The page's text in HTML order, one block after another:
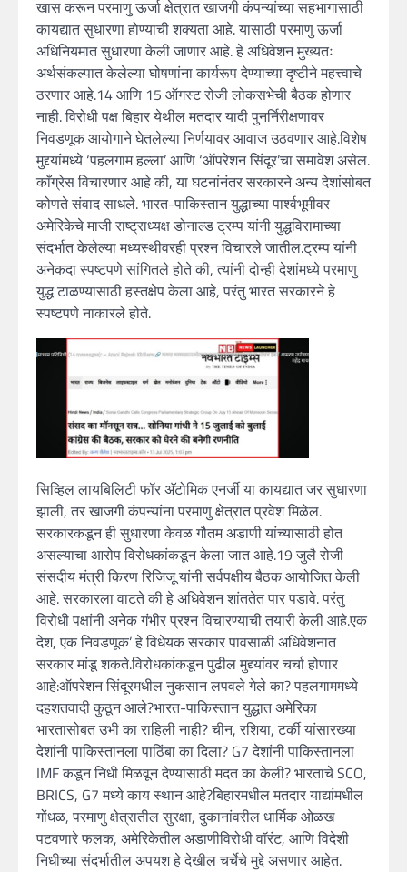
खास करून परमाणु ऊर्जा क्षेत्रात खाजगी कंपन्यांच्या सहभागासाठी
कायद्यात सुधारणा होण्याची शक्यता आहे. यासाठी परमाणु ऊर्जा
अधिनियमात सुधारणा केली जाणार आहे. हे अधिवेशन मुख्यतः
अर्थसंकल्पात केलेल्या घोषणांना कार्यरूप देण्याच्या दृष्टीने महत्त्वाचे
ठरणार आहे.14 आणि 15 ऑगस्ट रोजी लोकसभेची बैठक होणार
नाही. विरोधी पक्ष बिहार येथील मतदार यादी पुनर्निरीक्षणावर
निवडणूक आयोगाने घेतलेल्या निर्णयावर आवाज उठवणार आहे.विशेष
मुद्द्यांमध्ये ‘पहलगाम हल्ला’ आणि ‘ऑपरेशन सिंदूर’चा समावेश असेल.
काँग्रेस विचारणार आहे की, या घटनांनंतर सरकारने अन्य देशांसोबत
कोणते संवाद साधले. भारत-पाकिस्तान युद्धाच्या पार्श्वभूमीवर
अमेरिकेचे माजी राष्ट्राध्यक्ष डोनाल्ड ट्रम्प यांनी युद्धविरामाच्या
संदर्भात केलेल्या मध्यस्थीवरही प्रश्न विचारले जातील.ट्रम्प यांनी
अनेकदा स्पष्टपणे सांगितले होते की, त्यांनी दोन्ही देशांमध्ये परमाणु
युद्ध टाळण्यासाठी हस्तक्षेप केला आहे, परंतु भारत सरकारने हे
स्पष्टपणे नाकारले होते.
सिव्हिल लायबिलिटी फॉर अ‍ॅटोमिक एनर्जी या कायद्यात जर सुधारणा
झाली, तर खाजगी कंपन्यांना परमाणु क्षेत्रात प्रवेश मिळेल.
सरकारकडून ही सुधारणा केवळ गौतम अडाणी यांच्यासाठी होत
असल्याचा आरोप विरोधकांकडून केला जात आहे.19 जुलै रोजी
संसदीय मंत्री किरण रिजिजू यांनी सर्वपक्षीय बैठक आयोजित केली
आहे. सरकारला वाटते की हे अधिवेशन शांततेत पार पडावे. परंतु
विरोधी पक्षांनी अनेक गंभीर प्रश्न विचारण्याची तयारी केली आहे.एक
देश, एक निवडणूक’ हे विधेयक सरकार पावसाळी अधिवेशनात
सरकार मांडू शकते.विरोधकांकडून पुढील मुद्द्यांवर चर्चा होणार
आहे:ऑपरेशन सिंदूरमधील नुकसान लपवले गेले का? पहलगाममध्ये
दहशतवादी कुठून आले?भारत-पाकिस्तान युद्धात अमेरिका
भारतासोबत उभी का राहिली नाही? चीन, रशिया, टर्की यांसारख्या
देशांनी पाकिस्तानला पाठिंबा का दिला? G7 देशांनी पाकिस्तानला
IMF कडून निधी मिळवून देण्यासाठी मदत का केली? भारताचे SCO,
BRICS, G7 मध्ये काय स्थान आहे?बिहारमधील मतदार याद्यांमधील
गोंधळ, परमाणु क्षेत्रातील सुरक्षा, दुकानांवरील धार्मिक ओळख
पटवणारे फलक, अमेरिकेतील अडाणीविरोधी वॉरंट, आणि विदेशी
निधीच्या संदर्भातील अपयश हे देखील चर्चेचे मुद्दे असणार आहेत.